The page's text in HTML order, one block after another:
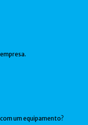
um equipamento?